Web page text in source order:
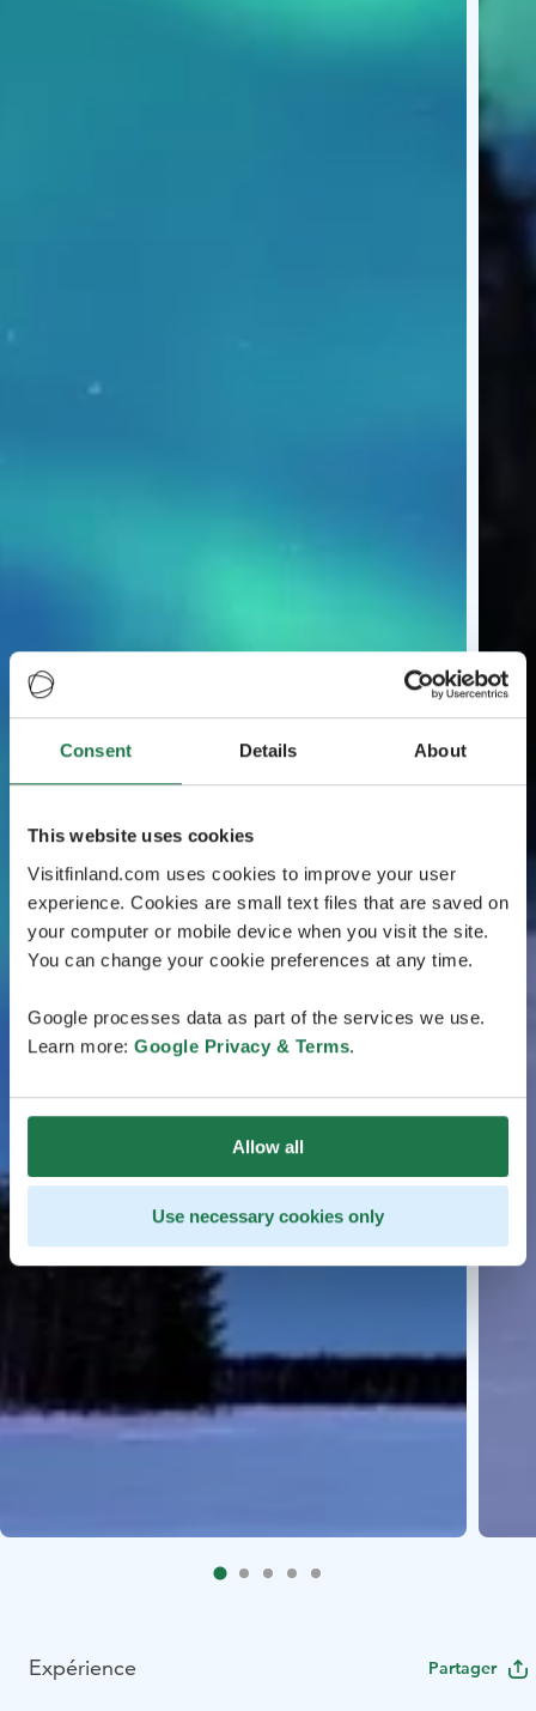
Consent Details About
This website uses cookies
Visitfinland.com uses cookies to improve your user
experience. Cookies are small text files that are saved on
your computer or mobile device when you visit the site.
You can change your cookie preferences at any time.
Google processes data as part of the services we use.
Learn more: Google Privacy & Terms.
Allow all
Use necessary cookies only
Expérience Partager